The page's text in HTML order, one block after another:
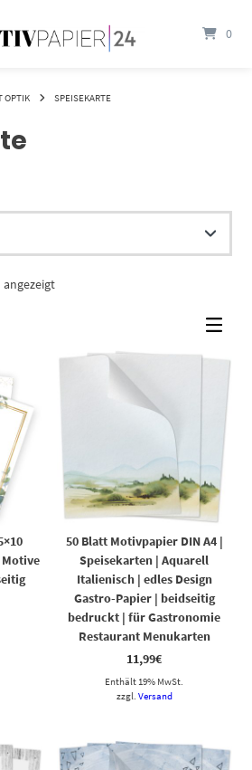
0
OPTIK SPEISEKARTE
angezeigt
Motive
50 Blatt Motivpapier DIN A4 |
Speisekarten | Aquarell
Italienisch | edles Design
Gastro-Papier | beidseitig
bedruckt | für Gastronomie
Restaurant Menukarten
11,99€
Enthält 19% MwSt.
zzgl. Versand